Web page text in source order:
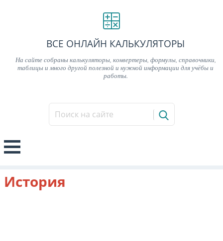
ВСЕ ОНЛАЙН КАЛЬКУЛЯТОРЫ
На сайте собраны калькуляторы, конвертеры, формулы, справочники,
таблицы и много другой полезной и нужной информации для учёбы и
работы.
История